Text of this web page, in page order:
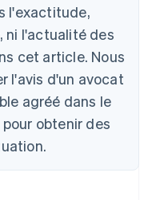
l'exactitude,
ni l'actualité des
cet article. Nous
l'avis d'un avocat
agréé dans le
obtenir des